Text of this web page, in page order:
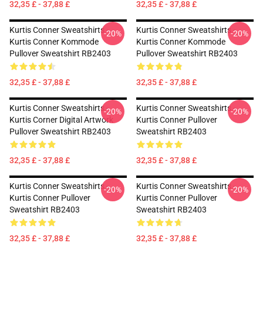
32,35 £ - 37,88 £ 32,35 £ - 37,88 £
Kurtis Conner Sweatshirts -
Kurtis Conner Kommode
Pullover Sweatshirt RB2403
32,35 £ - 37,88 £
-20%
Kurtis Conner Sweatshirts -
Kurtis Conner Kommode
Pullover Sweatshirt RB2403
32,35 £ - 37,88 £
-20%
Kurtis Conner Sweatshirts -
Kurtis Corner Digital Artwork
Pullover Sweatshirt RB2403
32,35 £ - 37,88 £
-20%
Kurtis Conner Sweatshirts -
Kurtis Conner Pullover
Sweatshirt RB2403
32,35 £ - 37,88 £
-20%
Kurtis Conner Sweatshirts -
Kurtis Conner Pullover
Sweatshirt RB2403
32,35 £ - 37,88 £
-20%
Kurtis Conner Sweatshirts -
Kurtis Conner Pullover
Sweatshirt RB2403
32,35 £ - 37,88 £
-20%